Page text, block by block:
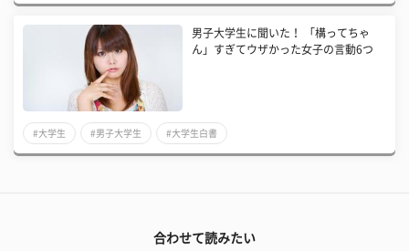
男子大学生に聞いた！ 「構ってちゃ
ん」すぎてウザかった女子の言動6つ
#大学生 #男子大学生 #大学生白書
合わせて読みたい